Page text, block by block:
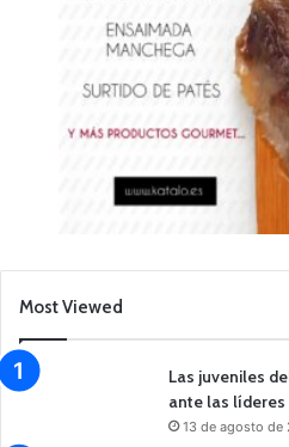
Most Viewed
Las juveniles
ante las líderes
13 de agosto de